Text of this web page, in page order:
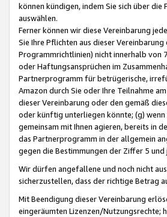
können kündigen, indem Sie sich über
auswählen.
Ferner können wir diese Vereinbarung
Sie Ihre Pflichten aus dieser
Programmrichtlinien) nicht innerhalb von
oder Haftungsansprüchen im
Partnerprogramm für betrügerische,
Amazon durch Sie oder Ihre Teilnahme
dieser Vereinbarung oder den gemäß
oder künftig unterliegen könnte; (g) wenn
gemeinsam mit Ihnen agieren, bereits in
das Partnerprogramm in der allgemein
gegen die Bestimmungen der Ziffer 5
Wir dürfen angefallene und noch nicht
sicherzustellen, dass der richtige Betrag
Mit Beendigung dieser Vereinbarung
eingeräumten Lizenzen/Nutzungsrechte;